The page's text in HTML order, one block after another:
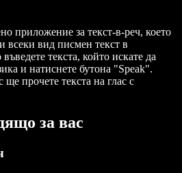
приложение за текст-в-реч, което
всеки вид писмен текст в
текста, който искате да
и натиснете бутона "Speak".
прочете текста на глас с
за вас